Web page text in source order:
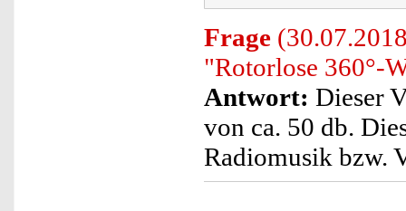
Frage
"Rotorlose 360°-
Antwort: Dieser
von ca. 50 db.
Radiomusik bzw.